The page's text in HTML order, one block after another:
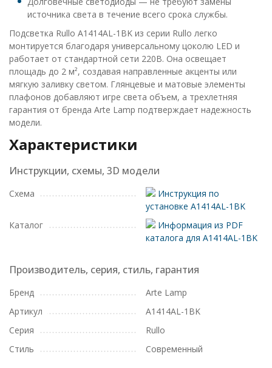
источника света в течение всего срока службы.
Подсветка Rullo A1414AL-1BK из серии Rullo легко
монтируется благодаря универсальному цоколю LED и
работает от стандартной сети 220В. Она освещает
площадь до 2 м², создавая направленные акценты или
мягкую заливку светом. Глянцевые и матовые элементы
плафонов добавляют игре света объем, а трехлетняя
гарантия от бренда Arte Lamp подтверждает надежность
модели.
Характеристики
Инструкции, схемы, 3D модели
Схема
Инструкция по
установке A1414AL-1BK
Каталог
Информация из PDF
каталога для A1414AL-1BK
Производитель, серия, стиль, гарантия
Бренд
Arte Lamp
Артикул
A1414AL-1BK
Серия
Rullo
Стиль
Современный